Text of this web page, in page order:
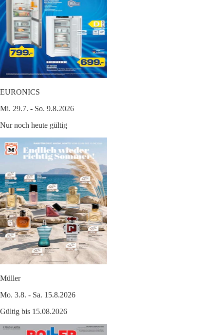
EURONICS
Mi. 29.7. - So. 9.8.2026
Nur noch heute gültig
Müller
Mo. 3.8. - Sa. 15.8.2026
Gültig bis 15.08.2026